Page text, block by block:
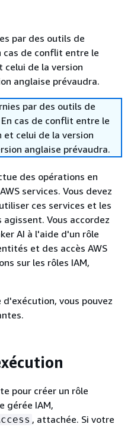
par des outils de
de conflit entre le
de la version
anglaise prévaudra.
par des outils de
cas de conflit entre le
celui de la version
anglaise prévaudra.
des opérations en
services. Vous devez
ces services et les
Vous accordez
AI à l'aide d'un rôle
et des accès AWS
sur les rôles IAM,
vous pouvez
pour créer un rôle
gérée IAM,
, attachée. Si votre